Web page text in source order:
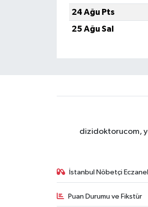
24 Ağu Pts
25 Ağu Sal
dizidoktorucom,
İstanbul Nöbetçi
Puan Durumu ve Fikstür